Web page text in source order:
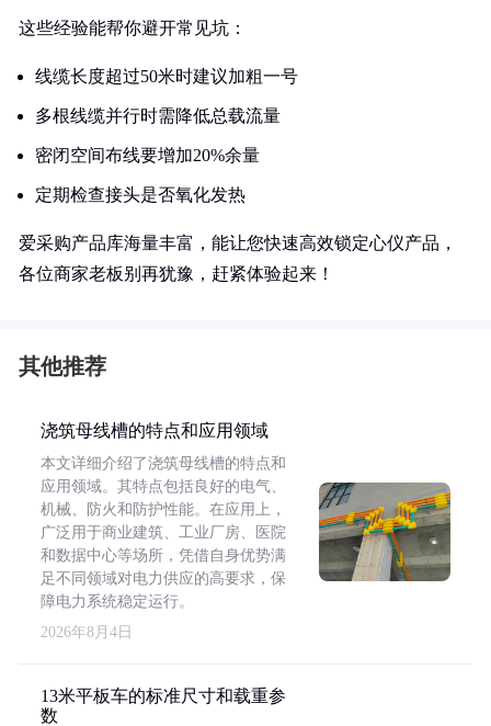
这些经验能帮你避开常见坑：
线缆长度超过50米时建议加粗一号
多根线缆并行时需降低总载流量
密闭空间布线要增加20%余量
定期检查接头是否氧化发热
爱采购产品库海量丰富，能让您快速高效锁定心仪产品，
各位商家老板别再犹豫，赶紧体验起来！
其他推荐
浇筑母线槽的特点和应用领域
本文详细介绍了浇筑母线槽的特点和
应用领域。其特点包括良好的电气、
机械、防火和防护性能。在应用上，
广泛用于商业建筑、工业厂房、医院
和数据中心等场所，凭借自身优势满
足不同领域对电力供应的高要求，保
障电力系统稳定运行。
2026年8月4日
13米平板车的标准尺寸和载重参
数